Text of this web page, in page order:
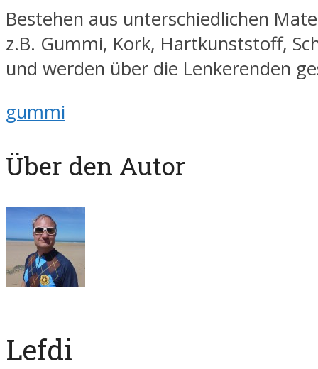
Bestehen aus unterschiedlichen
z.B. Gummi, Kork, Hartkunststoff,
und werden über die Lenkerenden
gummi
Über den Autor
Lefdi